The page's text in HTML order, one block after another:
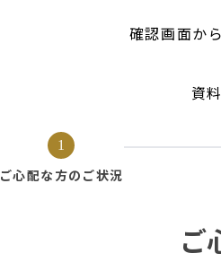
確認画面から
資
1
ご心配な方の ご状況
ご